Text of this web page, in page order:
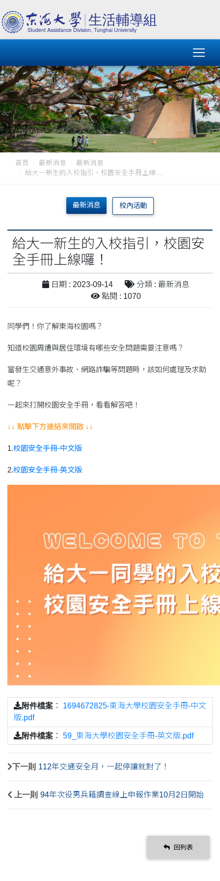
首頁 最新消息
最新消息
給大一新生的入校指引，校園安全手冊上線....
最新消息 校內活動
給大一新生的入校指引，校園安
全手冊上線囉！
日期 : 2023-09-14
分類 : 最新消息
點閱 : 1070
同學們！你了解東海校園嗎？
知道校園周遭與居住環境有哪些安全問題需要注意嗎？
當發生交通意外事故、網路詐騙等問題時，該如何處理及求助
呢？
一起來打開校園安全手冊，看看解答吧！
↓↓ 點擊下方連結來開啟 ↓↓
1.校園安全手冊-中文版
2.校園安全手冊-英文版
附件檔案 ： 1694672825-東海大學校園安全手冊-中文
版.pdf
附件檔案 ： 59_東海大學校園安全手冊-英文版.pdf
下一則 112年交通安全月，一起停讓就對了！
上一則 94年次役男兵籍調查線上申報作業10月2日開始
回列表